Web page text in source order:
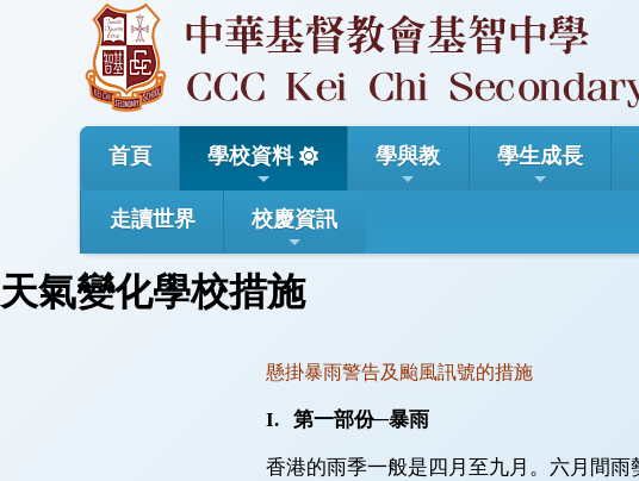
首頁 學校資料 學與教 學生成長
走讀世界 校慶資訊
天氣變化學校措施